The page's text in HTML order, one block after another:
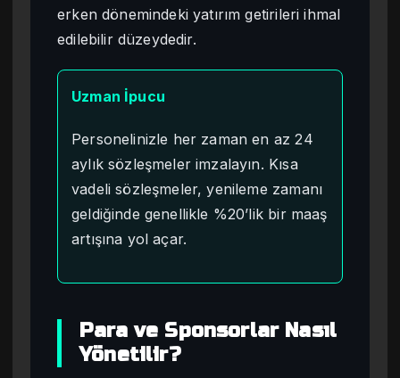
erken dönemindeki yatırım getirileri ihmal
edilebilir düzeydedir.
Uzman İpucu
Personelinizle her zaman en az 24
aylık sözleşmeler imzalayın. Kısa
vadeli sözleşmeler, yenileme zamanı
geldiğinde genellikle %20’lik bir maaş
artışına yol açar.
Para ve Sponsorlar Nasıl
Yönetilir?